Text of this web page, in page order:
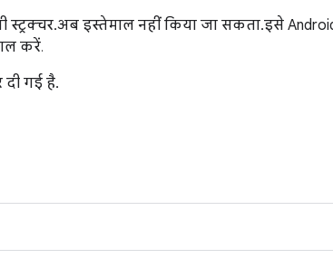
अब इस्तेमाल नहीं किया जा सकता. इसे
करें.
दी गई है.